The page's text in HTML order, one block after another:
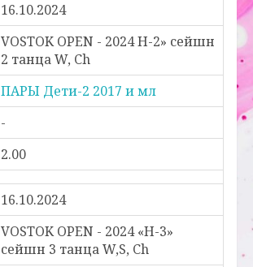
16.10.2024
VOSTOK OPEN - 2024 Н-2» сейшн
2 танца W, Ch
ПАРЫ Дети-2 2017 и мл
-
2.00
16.10.2024
VOSTOK OPEN - 2024 «Н-3»
сейшн 3 танца W,S, Ch